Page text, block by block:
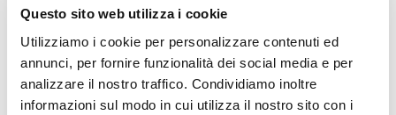
Questo sito web utilizza i cookie
Utilizziamo i cookie per personalizzare contenuti ed
annunci, per fornire funzionalità dei social media e per
analizzare il nostro traffico. Condividiamo inoltre
informazioni sul modo in cui utilizza il nostro sito con i
Altezza 32 cm , larghezza 31,5 cm.
1,5 kg
Telaio Sinistro realizzato in acciaio trattato con